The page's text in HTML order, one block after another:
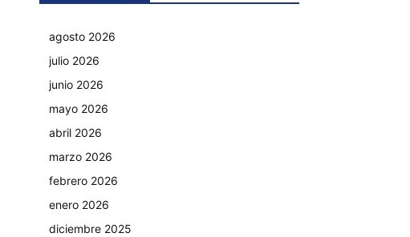
agosto 2026
julio 2026
junio 2026
mayo 2026
abril 2026
marzo 2026
febrero 2026
enero 2026
diciembre 2025